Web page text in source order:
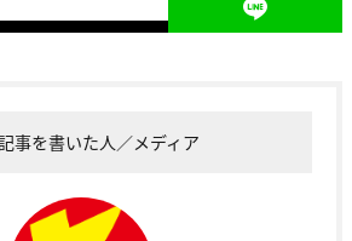
事を書いた人／メディア